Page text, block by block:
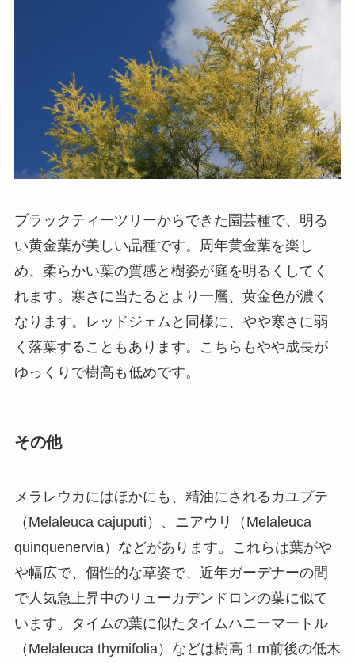
ブラックティーツリーからできた園芸種で、明る
い黄金葉が美しい品種です。周年黄金葉を楽し
め、柔らかい葉の質感と樹姿が庭を明るくしてく
れます。寒さに当たるとより一層、黄金色が濃く
なります。レッドジェムと同様に、やや寒さに弱
く落葉することもあります。こちらもやや成長が
ゆっくりで樹高も低めです。
その他
メラレウカにはほかにも、精油にされるカユプテ
（Melaleuca cajuputi）、ニアウリ（Melaleuca
quinquenervia）などがあります。これらは葉がや
や幅広で、個性的な草姿で、近年ガーデナーの間
で人気急上昇中のリューカデンドロンの葉に似て
います。タイムの葉に似たタイムハニーマートル
（Melaleuca thymifolia）などは樹高１m前後の低木